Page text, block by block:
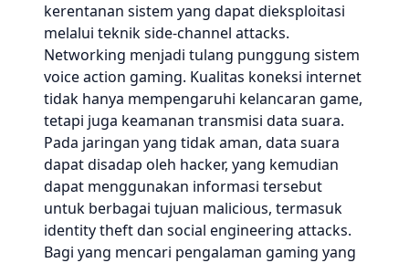
kerentanan sistem yang dapat dieksploitasi
melalui teknik side-channel attacks.
Networking menjadi tulang punggung sistem
voice action gaming. Kualitas koneksi internet
tidak hanya mempengaruhi kelancaran game,
tetapi juga keamanan transmisi data suara.
Pada jaringan yang tidak aman, data suara
dapat disadap oleh hacker, yang kemudian
dapat menggunakan informasi tersebut
untuk berbagai tujuan malicious, termasuk
identity theft dan social engineering attacks.
Bagi yang mencari pengalaman gaming yang